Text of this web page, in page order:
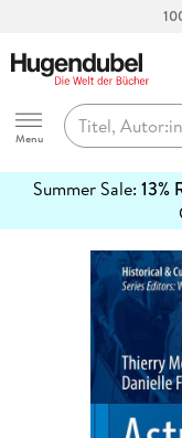
Hugendubel
Menu
Summer Sale: 13%
erfahren